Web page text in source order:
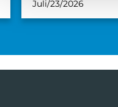
Juli/23/2026